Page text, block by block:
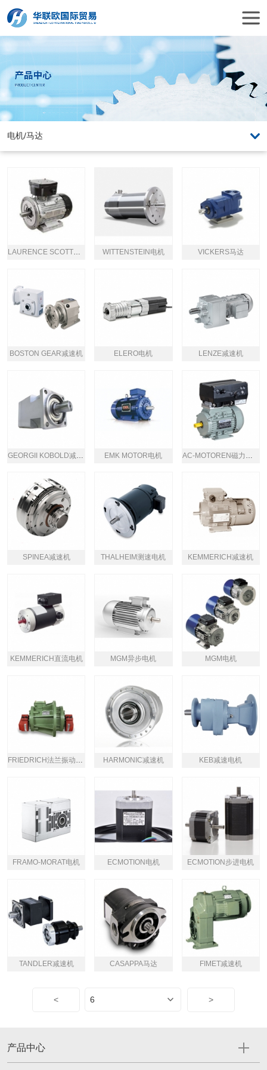
LAURENCE SCOTT电机 WITTENSTEIN电机 VICKERS马达
BOSTON GEAR减速机 ELERO电机 LENZE减速机
GEORGII KOBOLD减速电机 EMK MOTOR电机
SPINEA减速机 THALHEIM测速电机 KEMMERICH减速机
KEMMERICH直流电机 MGM异步电机 MGM电机
FRIEDRICH法兰振动电机 HARMONIC减速机 KEB减速电机
FRAMO-MORAT电机 ECMOTION电机 ECMOTION步进电机
TANDLER减速机 CASAPPA马达 FIMET减速机
< >
产品中心